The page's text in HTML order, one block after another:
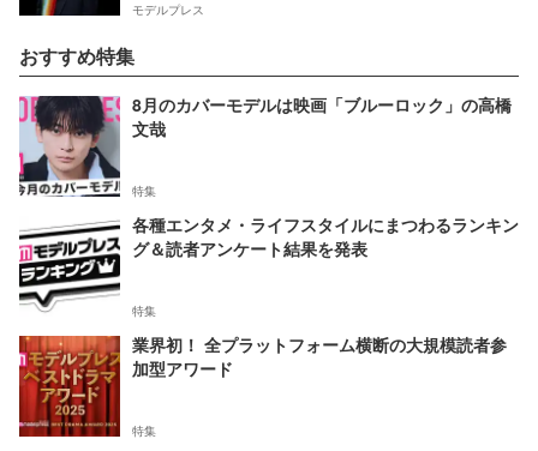
モデルプレス
おすすめ特集
8月のカバーモデルは映画「ブルーロック」の高橋
文哉
特集
各種エンタメ・ライフスタイルにまつわるランキン
グ＆読者アンケート結果を発表
特集
業界初！ 全プラットフォーム横断の大規模読者参
加型アワード
特集